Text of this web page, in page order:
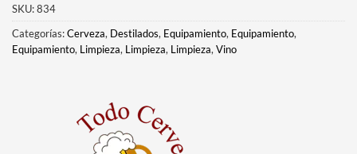
SKU:834
Categorías:Cerveza, Destilados, Equipamiento, Equipamiento,
Equipamiento, Limpieza, Limpieza, Limpieza, Vino